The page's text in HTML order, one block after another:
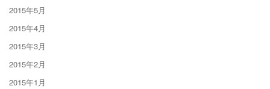
2015年5月
2015年4月
2015年3月
2015年2月
2015年1月